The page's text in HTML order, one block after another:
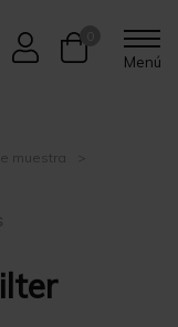
Menú
muestra